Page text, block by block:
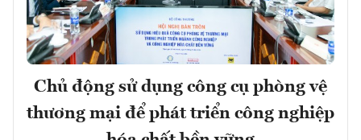
Chủ động sử dụng công cụ phòng vệ
thương mại để phát triển công nghiệp